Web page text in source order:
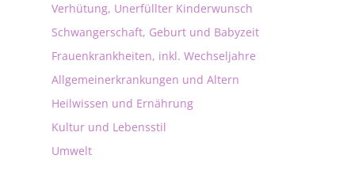
Verhütung, Unerfüllter Kinderwunsch
Schwangerschaft, Geburt und Babyzeit
Frauenkrankheiten, inkl. Wechseljahre
Allgemeinerkrankungen und Altern
Heilwissen und Ernährung
Kultur und Lebensstil
Umwelt